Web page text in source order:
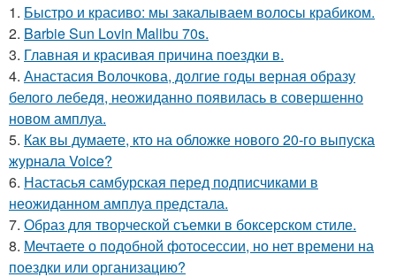
1. Быстро и красиво: мы закалываем волосы крабиком.
2. Barbie Sun Lovin Malibu 70s.
3. Главная и красивая причина поездки в.
4. Анастасия Волочкова, долгие годы верная образу
белого лебедя, неожиданно появилась в совершенно
новом амплуа.
5. Как вы думаете, кто на обложке нового 20-го выпуска
журнала Voice?
6. Настасья самбурская перед подписчиками в
неожиданном амплуа предстала.
7. Образ для творческой съемки в боксерском стиле.
8. Мечтаете о подобной фотосессии, но нет времени на
поездки или организацию?